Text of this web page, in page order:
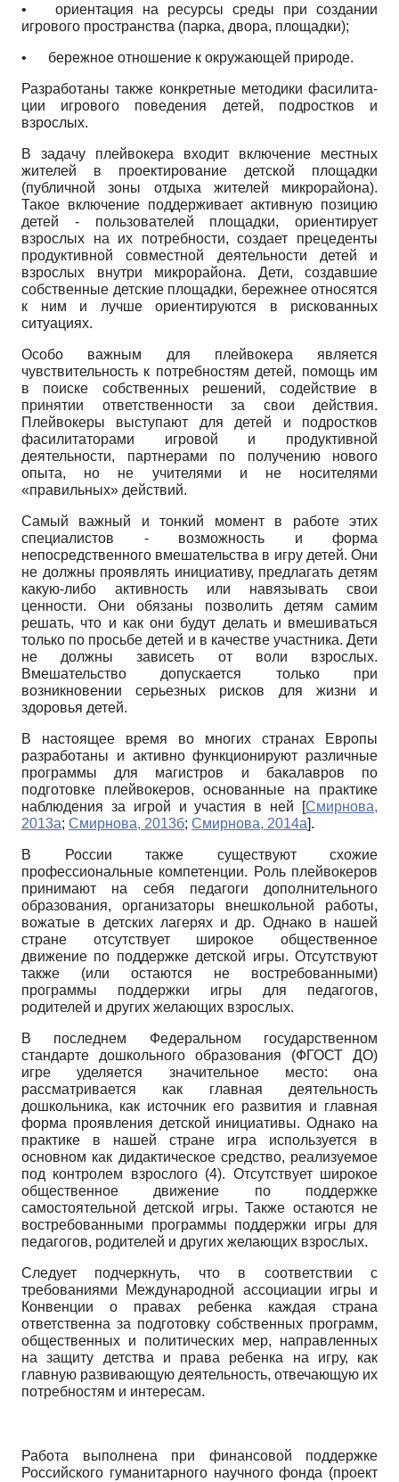
•
ориентация на ресурсы среды при создании
игрового пространства (парка, двора, площадки);
• бережное отношение к окружающей природе.
Разработаны также конкретные методики фасилита­
ции игрового поведения детей, подростков и
взрослых.
В задачу плейвокера входит включение местных
жителей в проектирование детской площадки
(публичной зоны отдыха жителей микрорайона).
Такое включение поддерживает активную позицию
детей - пользователей площадки, ориентирует
взрослых на их потребности, создает прецеденты
продуктивной совместной деятельности детей и
взрослых внутри микрорайона. Дети, создавшие
собственные детские площадки, бережнее относятся
к ним и лучше ориентируются в рискованных
ситуациях.
Особо важным для плейвокера является
чувствительность к потребностям детей, помощь им
в поиске собственных решений, содействие в
принятии ответственности за свои действия.
Плейвокеры выступают для детей и подростков
фасилитаторами игровой и продуктивной
деятельности, партнерами по получению нового
опыта, но не учителями и не носителями
«правильных» действий.
Самый важный и тонкий момент в работе этих
специалистов - возможность и форма
непосредственного вмешательства в игру детей. Они
не должны проявлять инициативу, предлагать детям
какую-либо активность или навязывать свои
ценности. Они обязаны позволить детям самим
решать, что и как они будут делать и вмешиваться
только по просьбе детей и в качестве участника. Дети
не должны зависеть от воли взрослых.
Вмешательство допускается только при
возникновении серьезных рисков для жизни и
здоровья детей.
В настоящее время во многих странах Европы
разработаны и активно функционируют различные
программы для магистров и бакалавров по
подготовке плейвокеров, основанные на практике
наблюдения за игрой и участия в ней
[Смирнова,
2013а; Смирнова, 2013б; Смирнова, 2014а].
В России также существуют схожие
профессиональные компетенции. Роль плейвокеров
принимают на себя педагоги дополнительного
образования, организаторы внешкольной работы,
вожатые в детских лагерях и др. Однако в нашей
стране отсутствует широкое общественное
движение по поддержке детской игры. Отсутствуют
также (или остаются не востребованными)
программы поддержки игры для педагогов,
родителей и других желающих взрослых.
В последнем Федеральном государственном
стандарте дошкольного образования (ФГОСТ ДО)
игре уделяется значительное место: она
рассматривается как главная деятельность
дошкольника, как источник его развития и главная
форма проявления детской инициативы. Однако на
практике в нашей стране игра используется в
основном как дидактическое средство, реализуемое
под контролем взрослого (4). Отсутствует широкое
общественное движение по поддержке
самостоятельной детской игры. Также остаются не
востребованными программы поддержки игры для
педагогов, родителей и других желающих взрослых.
Следует подчеркнуть, что в соответствии с
требованиями Международной ассоциации игры и
Конвенции о правах ребенка каждая страна
ответственна за подготовку собственных программ,
общественных и политических мер, направленных
на защиту детства и права ребенка на игру, как
главную развивающую деятельность, отвечающую их
потребностям и интересам.
Работа выполнена при финансовой поддержке
Российского гуманитарного научного фонда (проект